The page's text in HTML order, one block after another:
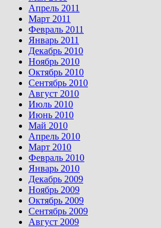
Апрель 2011
Март 2011
Февраль 2011
Январь 2011
Декабрь 2010
Ноябрь 2010
Октябрь 2010
Сентябрь 2010
Август 2010
Июль 2010
Июнь 2010
Май 2010
Апрель 2010
Март 2010
Февраль 2010
Январь 2010
Декабрь 2009
Ноябрь 2009
Октябрь 2009
Сентябрь 2009
Август 2009